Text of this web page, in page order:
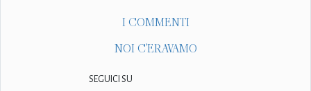
I COMMENTI
NOI C'ERAVAMO
SEGUICI SU